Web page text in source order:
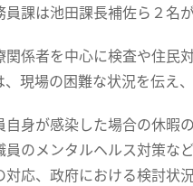
課は池田課長補佐ら２名
係者を中心に検査や住民
現場の困難な状況を伝え
身が感染した場合の休暇
のメンタルヘルス対策な
応、政府における検討状